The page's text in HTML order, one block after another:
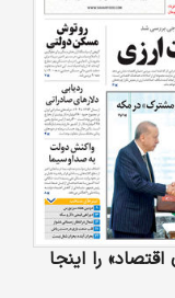
را اینجا